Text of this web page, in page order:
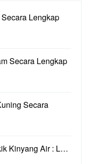
Lengkap
Secara Lengkap
Secara
Kinyang Air : L…